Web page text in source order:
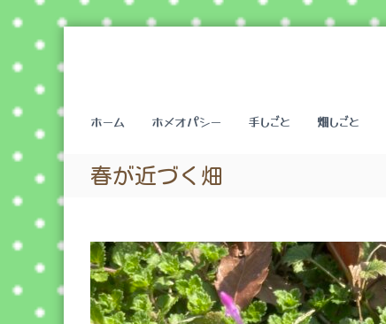
テ
ツ
キ
プ
ホーム ホメオパシー 手しごと 畑しごと
春が近づく畑